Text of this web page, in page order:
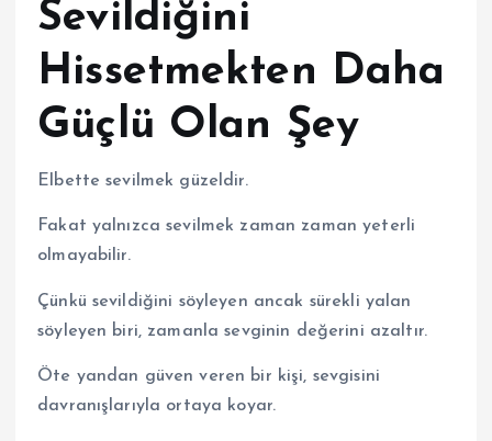
Sevildiğini
Hissetmekten Daha
Güçlü Olan Şey
Elbette sevilmek güzeldir.
Fakat yalnızca sevilmek zaman zaman yeterli
olmayabilir.
Çünkü sevildiğini söyleyen ancak sürekli yalan
söyleyen biri, zamanla sevginin değerini azaltır.
Öte yandan güven veren bir kişi, sevgisini
davranışlarıyla ortaya koyar.